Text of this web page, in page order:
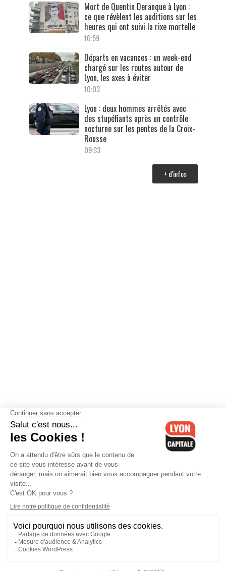
Mort de Quentin Deranque à Lyon :
ce que révèlent les auditions sur les
heures qui ont suivi la rixe mortelle
10:59
Départs en vacances : un week-end
chargé sur les routes autour de
Lyon, les axes à éviter
10:03
Lyon : deux hommes arrêtés avec
des stupéfiants après un contrôle
nocturne sur les pentes de la Croix-
Rousse
09:33
+ d'infos
Contactez-nous-Mentions légales-CGV-Politique de
confidentialité-Gestion des cookies